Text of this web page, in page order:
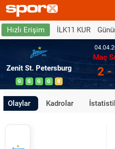
Hızlı Erişim İLK11 KUR
Zenit St. Petersburg
G G G G B
Maç
2 -
Olaylar Kadrolar